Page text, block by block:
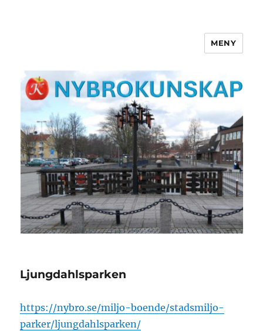
MENY
Ljungdahlsparken
https://nybro.se/miljo-boende/stadsmiljo-
parker/ljungdahlsparken/